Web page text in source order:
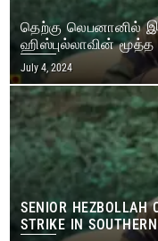
தெற்கு லெபனானில்
ஹிஸ்புல்லாவின்
July 4, 2024
SENIOR HEZBOLLAH
STRIKE IN